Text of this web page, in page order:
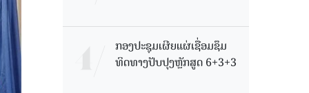
ກອງປະຊຸມເຜີຍແຜ່ເຊື່ອມຊຶມ
ທິດທາງປັບປຸງຫຼັກສູດ 6+3+3